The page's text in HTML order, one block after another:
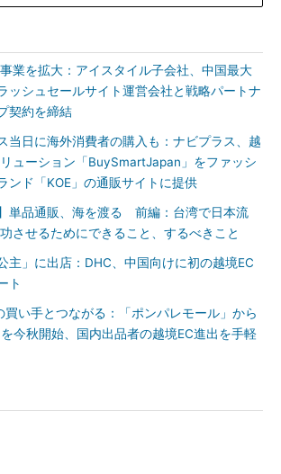
業を拡大：アイスタイル子会社、中国最大
ッシュセールサイト運営会社と戦略パートナ
契約を締結
当日に海外消費者の購入も：ナビプラス、越
ューション「BuySmartJapan」をファッシ
ンド「KOE」の通販サイトに提供
】単品通販、海を渡る 前編：台湾で日本流
させるためにできること、するべきこと
主」に出店：DHC、中国向けに初の越境EC
ト
買い手とつながる：「ポンパレモール」から
を今秋開始、国内出品者の越境EC進出を手軽